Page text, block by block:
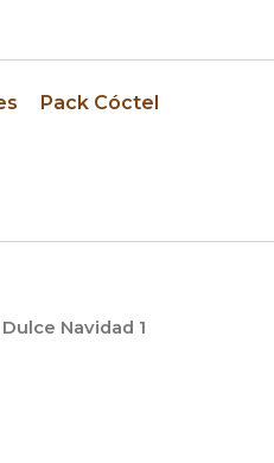
Pack Cóctel
Navidad 1